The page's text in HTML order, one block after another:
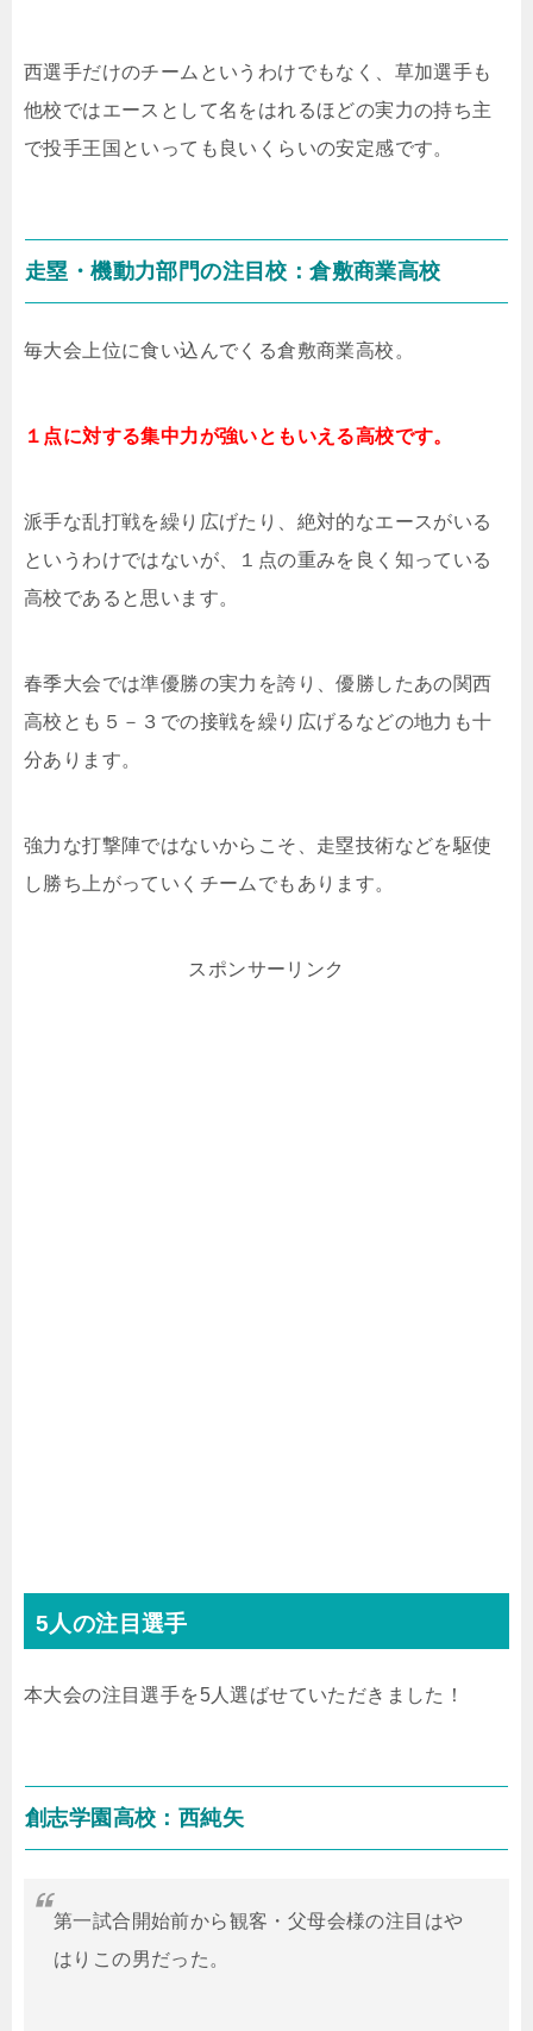
西選手だけのチームというわけでもなく、草加選手も
他校ではエースとして名をはれるほどの実力の持ち主
で投手王国といっても良いくらいの安定感です。
走塁・機動力部門の注目校：倉敷商業高校
毎大会上位に食い込んでくる倉敷商業高校。
１点に対する集中力が強いともいえる高校です。
派手な乱打戦を繰り広げたり、絶対的なエースがいる
というわけではないが、１点の重みを良く知っている
高校であると思います。
春季大会では準優勝の実力を誇り、優勝したあの関西
高校とも５－３での接戦を繰り広げるなどの地力も十
分あります。
強力な打撃陣ではないからこそ、走塁技術などを駆使
し勝ち上がっていくチームでもあります。
スポンサーリンク
5人の注目選手
本大会の注目選手を5人選ばせていただきました！
創志学園高校：西純矢
第一試合開始前から観客・父母会様の注目はや
はりこの男だった。